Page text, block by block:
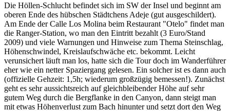
Die Höllen-Schlucht befindet sich im SW der Insel und beginnt am
oberen Ende des hübschen Städtchens Adeje (gut ausgeschildert).
Am Ende der Calle Los Molina beim Restaurant "Otelo" findet man
die Ranger-Station, wo man den Eintritt bezahlt (3 Euro/Stand
2009) und viele Warnungen und Hinweise zum Thema Steinschlag,
Höhenschwindel, Kreislaufschwäche etc. bekommt. Leicht
verunsichert läuft man los, hatte sich die Tour doch im Wanderführer
eher wie ein netter Spaziergang gelesen. Ein solcher ist es dann auch
(offizielle Gehzeit: 1,5h; wiederum großzügig bemessen!). Zunächst
geht es sehr aussichtsreich auf gleichbleibender Höhe auf sehr
gutem Weg durch die Bergflanke in den Canyon, dann steigt man
mit etwas Höhenverlust zum Bach hinunter und setzt dort den Weg